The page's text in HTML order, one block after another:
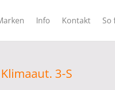
Info Kontakt So
3-S